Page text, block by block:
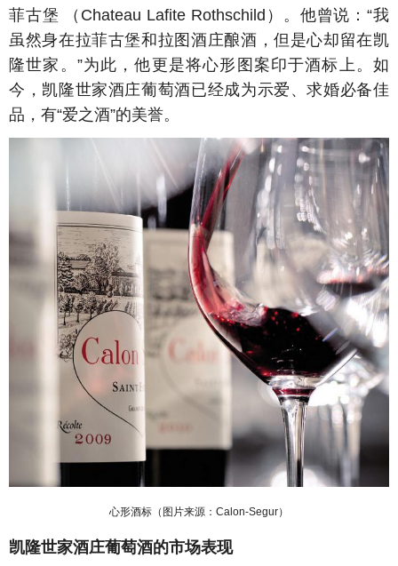
菲古堡 （Chateau Lafite Rothschild）。他曾说：“我
虽然身在拉菲古堡和拉图酒庄酿酒，但是心却留在凯
隆世家。”为此，他更是将心形图案印于酒标上。如
今，凯隆世家酒庄葡萄酒已经成为示爱、求婚必备佳
品，有“爱之酒”的美誉。
心形酒标（图片来源：Calon-Segur）
凯隆世家酒庄葡萄酒的市场表现